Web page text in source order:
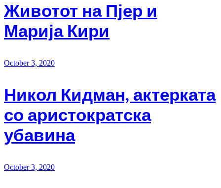
Животот на Пјер и
Марија Кири
October 3, 2020
Никол Кидман, актерката
со аристократска
убавина
October 3, 2020